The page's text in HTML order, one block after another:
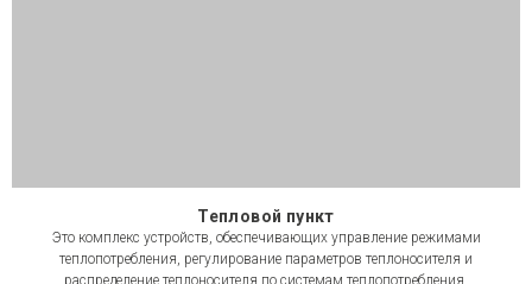
Тепловой пункт
Это комплекс устройств, обеспечивающих управление режимами
теплопотребления, регулирование параметров теплоносителя и